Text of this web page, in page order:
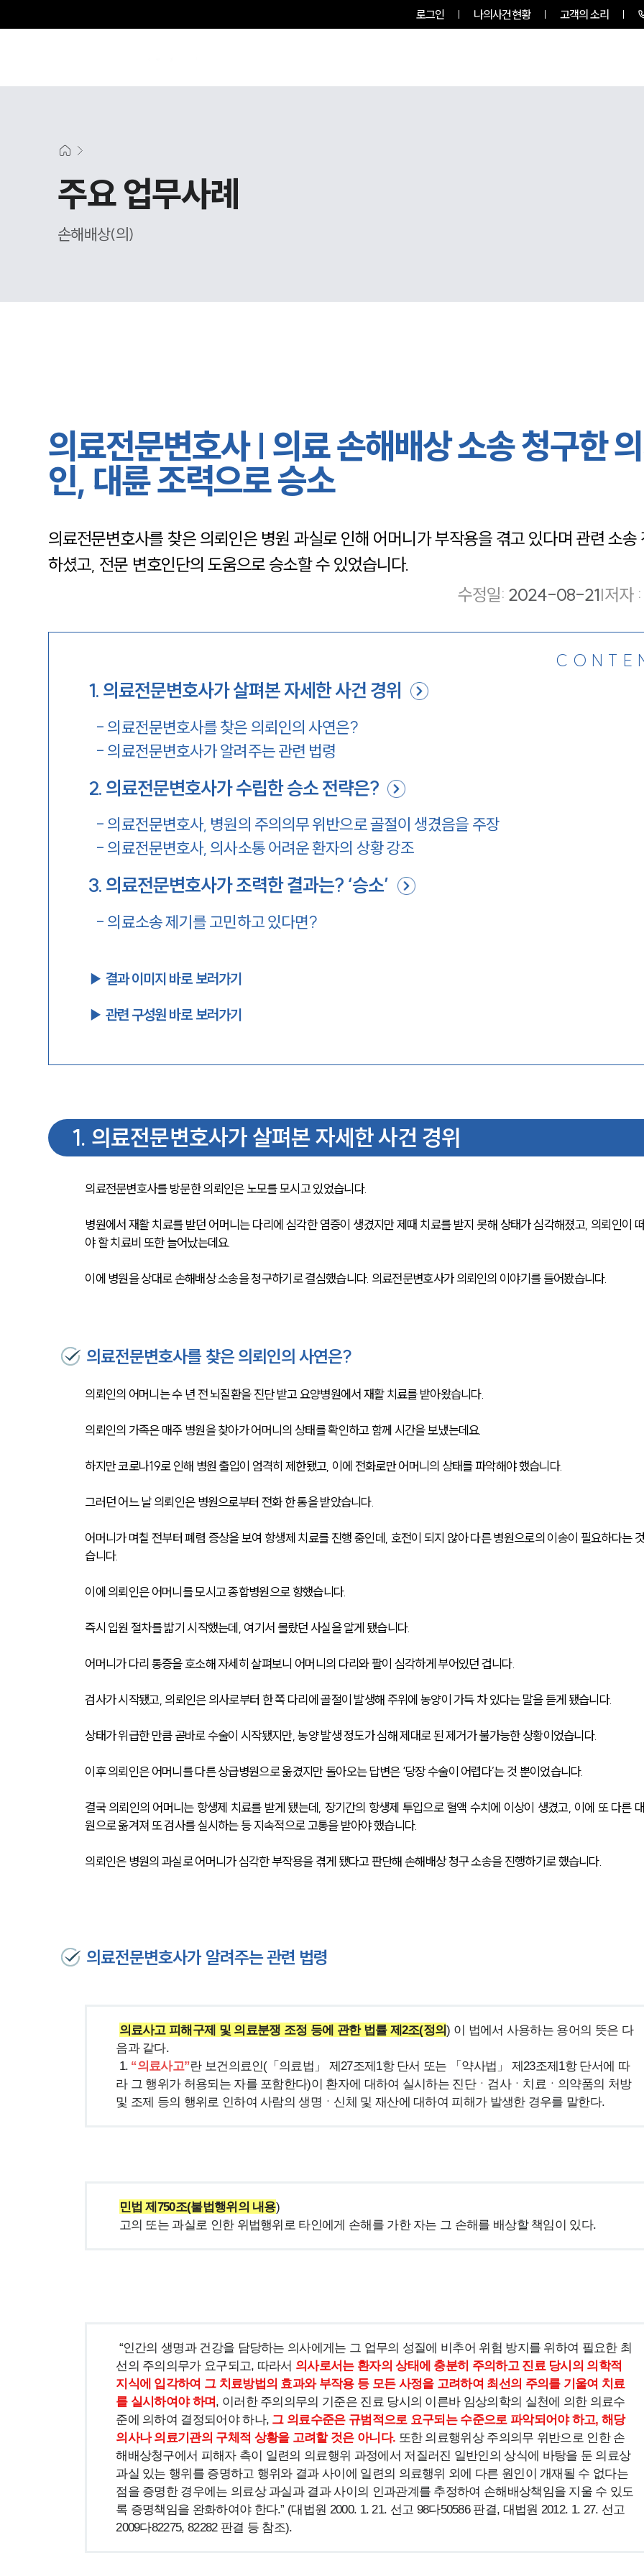
로그인 나의사건현황 고객의 소리
주요 업무사례
손해배상(의)
의료전문변호사 | 의료 손해배상 소송 청구한
인, 대륜 조력으로 승소
의료전문변호사를 찾은 의뢰인은 병원 과실로 인해 어머니가 부작용을 겪고 있다며 관련 소송
하셨고, 전문 변호인단의 도움으로 승소할 수 있었습니다.
수정일: 2024-08-21|저자 :
1. 의료전문변호사가 살펴본 자세한 사건 경위
- 의료전문변호사를 찾은 의뢰인의 사연은?
- 의료전문변호사가 알려주는 관련 법령
2. 의료전문변호사가 수립한 승소 전략은?
- 의료전문변호사, 병원의 주의의무 위반으로 골절이 생겼음을 주장
- 의료전문변호사, 의사소통 어려운 환자의 상황 강조
3. 의료전문변호사가 조력한 결과는? ‘승소’
- 의료소송 제기를 고민하고 있다면?
▶︎ 결과 이미지 바로 보러가기
▶︎ 관련 구성원 바로 보러가기
1. 의료전문변호사가 살펴본 자세한 사건 경위
의료전문변호사를 방문한 의뢰인은 노모를 모시고 있었습니다.
병원에서 재활 치료를 받던 어머니는 다리에 심각한 염증이 생겼지만 제때 치료를 받지 못해 상태가 심각해졌고, 의뢰인이
야 할 치료비 또한 늘어났는데요.
이에 병원을 상대로 손해배상 소송을 청구하기로 결심했습니다. 의료전문변호사가 의뢰인의 이야기를 들어봤습니다.
의료전문변호사를 찾은 의뢰인의 사연은?
의뢰인의 어머니는 수 년 전 뇌질환을 진단 받고 요양병원에서 재활 치료를 받아왔습니다.
의뢰인의 가족은 매주 병원을 찾아가 어머니의 상태를 확인하고 함께 시간을 보냈는데요.
하지만 코로나19로 인해 병원 출입이 엄격히 제한됐고, 이에 전화로만 어머니의 상태를 파악해야 했습니다.
그러던 어느 날 의뢰인은 병원으로부터 전화 한 통을 받았습니다.
어머니가 며칠 전부터 폐렴 증상을 보여 항생제 치료를 진행 중인데, 호전이 되지 않아 다른 병원으로의 이송이 필요하다는
습니다.
이에 의뢰인은 어머니를 모시고 종합병원으로 향했습니다.
즉시 입원 절차를 밟기 시작했는데, 여기서 몰랐던 사실을 알게 됐습니다.
어머니가 다리 통증을 호소해 자세히 살펴보니 어머니의 다리와 팔이 심각하게 부어있던 겁니다.
검사가 시작됐고, 의뢰인은 의사로부터 한 쪽 다리에 골절이 발생해 주위에 농양이 가득 차 있다는 말을 듣게 됐습니다.
상태가 위급한 만큼 곧바로 수술이 시작됐지만, 농양 발생 정도가 심해 제대로 된 제거가 불가능한 상황이었습니다.
이후 의뢰인은 어머니를 다른 상급병원으로 옮겼지만 돌아오는 답변은 ‘당장 수술이 어렵다’는 것 뿐이었습니다.
결국 의뢰인의 어머니는 항생제 치료를 받게 됐는데, 장기간의 항생제 투입으로 혈액 수치에 이상이 생겼고, 이에 또 다른
원으로 옮겨져 또 검사를 실시하는 등 지속적으로 고통을 받아야 했습니다.
의뢰인은 병원의 과실로 어머니가 심각한 부작용을 겪게 됐다고 판단해 손해배상 청구 소송을 진행하기로 했습니다.
의료전문변호사가 알려주는 관련 법령
의료사고 피해구제 및 의료분쟁 조정 등에 관한 법률 제2조(정의) 이 법에서 사용하는 용어의 뜻은 다
음과 같다.
1. “의료사고”란 보건의료인(「의료법」 제27조제1항 단서 또는 「약사법」 제23조제1항 단서에 따
라 그 행위가 허용되는 자를 포함한다)이 환자에 대하여 실시하는 진단ㆍ검사ㆍ치료ㆍ의약품의 처방
및 조제 등의 행위로 인하여 사람의 생명ㆍ신체 및 재산에 대하여 피해가 발생한 경우를 말한다.
민법 제750조(불법행위의 내용)
고의 또는 과실로 인한 위법행위로 타인에게 손해를 가한 자는 그 손해를 배상할 책임이 있다.
선의 주의의무가 요구되고, 따라서 의사로서는 환자의 상태에 충분히 주의하고 진료 당시의 의학적
지식에 입각하여 그 치료방법의 효과와 부작용 등 모든 사정을 고려하여 최선의 주의를 기울여 치료
를 실시하여야 하며, 이러한 주의의무의 기준은 진료 당시의 이른바 임상의학의 실천에 의한 의료수
준에 의하여 결정되어야 하나, 그 의료수준은 규범적으로 요구되는 수준으로 파악되어야 하고, 해당
의사나 의료기관의 구체적 상황을 고려할 것은 아니다. 또한 의료행위상 주의의무 위반으로 인한 손
해배상청구에서 피해자 측이 일련의 의료행위 과정에서 저질러진 일반인의 상식에 바탕을 둔 의료상
과실 있는 행위를 증명하고 행위와 결과 사이에 일련의 의료행위 외에 다른 원인이 개재될 수 없다는
점을 증명한 경우에는 의료상 과실과 결과 사이의 인과관계를 추정하여 손해배상책임을 지울 수 있도
록 증명책임을 완화하여야 한다.” (대법원 2000. 1. 21. 선고 98다50586 판결, 대법원 2012. 1. 27. 선고
2009다82275, 82282 판결 등 참조).